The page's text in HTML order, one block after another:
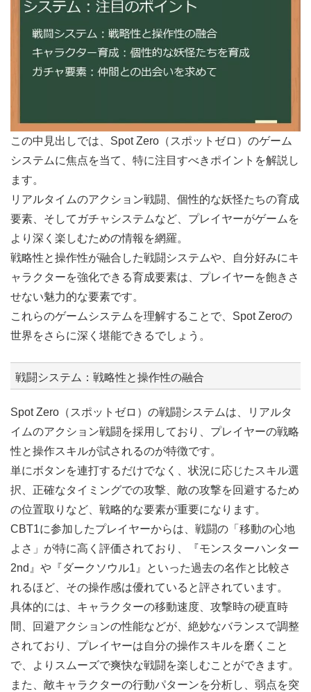
この中見出しでは、Spot Zero（スポットゼロ）のゲーム
システムに焦点を当て、特に注目すべきポイントを解説し
ます。
リアルタイムのアクション戦闘、個性的な妖怪たちの育成
要素、そしてガチャシステムなど、プレイヤーがゲームを
より深く楽しむための情報を網羅。
戦略性と操作性が融合した戦闘システムや、自分好みにキ
ャラクターを強化できる育成要素は、プレイヤーを飽きさ
せない魅力的な要素です。
これらのゲームシステムを理解することで、Spot Zeroの
世界をさらに深く堪能できるでしょう。
戦闘システム：戦略性と操作性の融合
Spot Zero（スポットゼロ）の戦闘システムは、リアルタ
イムのアクション戦闘を採用しており、プレイヤーの戦略
性と操作スキルが試されるのが特徴です。
単にボタンを連打するだけでなく、状況に応じたスキル選
択、正確なタイミングでの攻撃、敵の攻撃を回避するため
の位置取りなど、戦略的な要素が重要になります。
CBT1に参加したプレイヤーからは、戦闘の「移動の心地
よさ」が特に高く評価されており、『モンスターハンター
2nd』や『ダークソウル1』といった過去の名作と比較さ
れるほど、その操作感は優れていると評されています。
具体的には、キャラクターの移動速度、攻撃時の硬直時
間、回避アクションの性能などが、絶妙なバランスで調整
されており、プレイヤーは自分の操作スキルを磨くこと
で、よりスムーズで爽快な戦闘を楽しむことができます。
また、敵キャラクターの行動パターンを分析し、弱点を突